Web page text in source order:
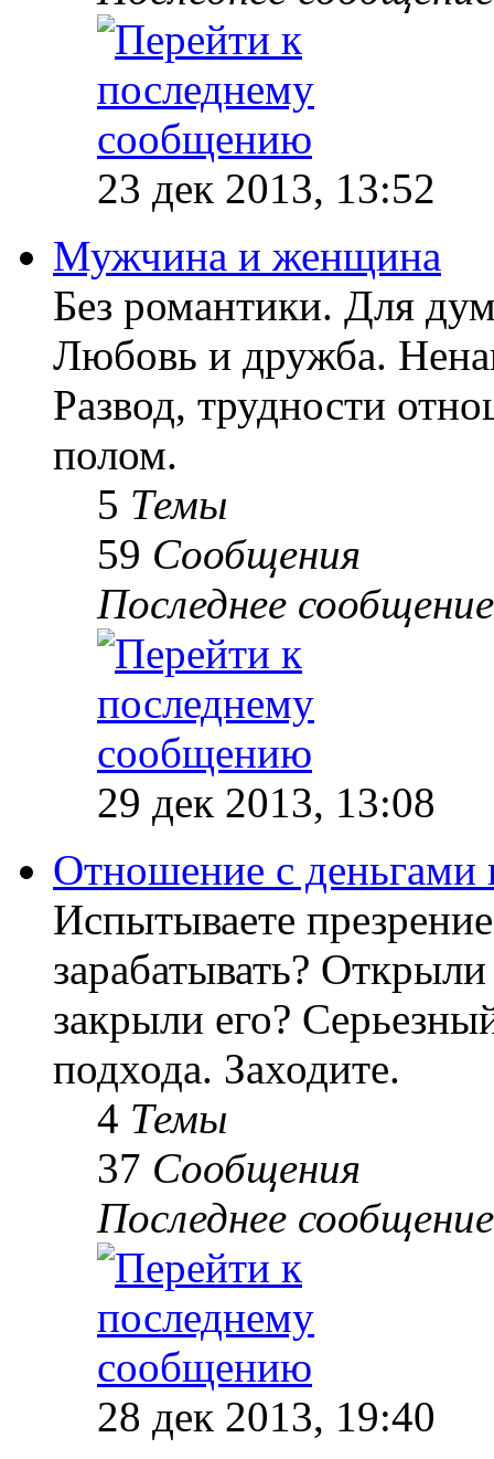
23 дек 2013, 13:52
Мужчина и женщина
Без романтики. Для
Любовь и дружба.
Развод, трудности
полом.
5 Темы
59 Сообщения
Последнее сообщение
29 дек 2013, 13:08
Отношение с деньгами
Испытываете
зарабатывать?
закрыли его?
подхода. Заходите.
4 Темы
37 Сообщения
Последнее сообщение
28 дек 2013, 19:40